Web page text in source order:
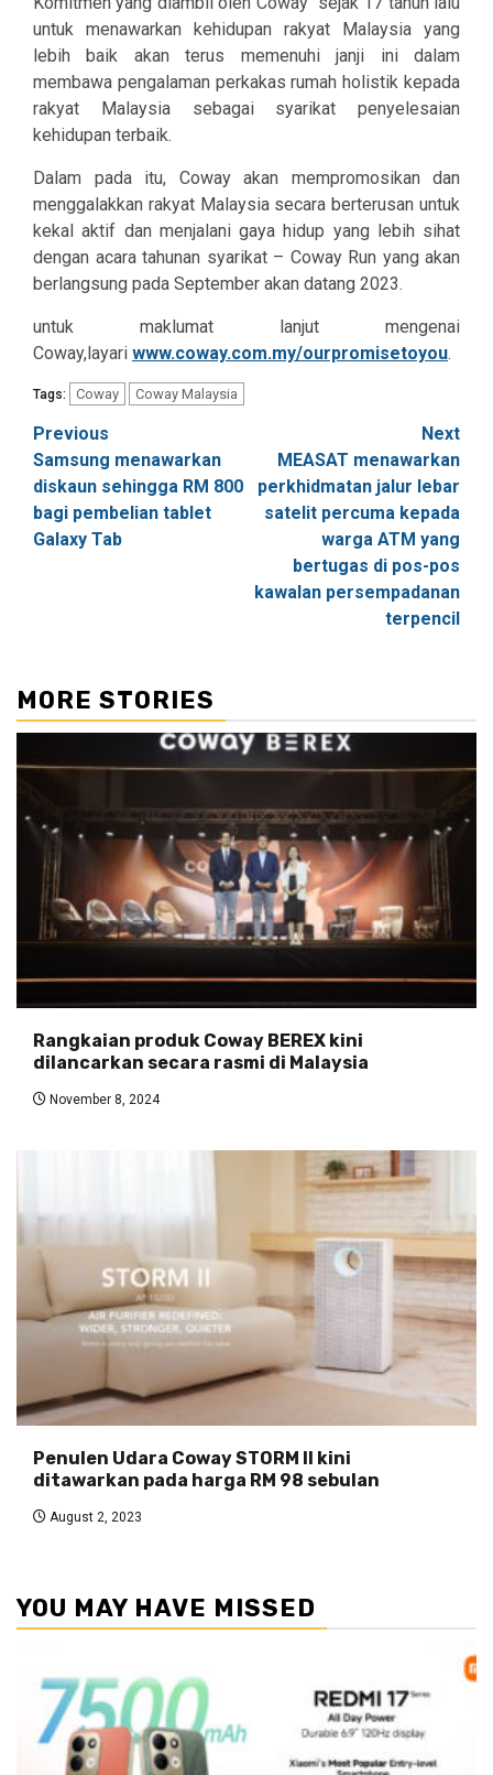
untuk menawarkan kehidupan rakyat Malaysia yang
lebih baik akan terus memenuhi janji ini dalam
membawa pengalaman perkakas rumah holistik kepada
rakyat Malaysia sebagai syarikat penyelesaian
kehidupan terbaik.
Dalam pada itu, Coway akan mempromosikan dan
menggalakkan rakyat Malaysia secara berterusan untuk
kekal aktif dan menjalani gaya hidup yang lebih sihat
dengan acara tahunan syarikat – Coway Run yang akan
berlangsung pada September akan datang 2023.
untuk maklumat lanjut mengenai
Coway,layari www.coway.com.my/ourpromisetoyou.
Tags: Coway Coway Malaysia
Post
navigation
Previous
Samsung menawarkan
diskaun sehingga RM 800
bagi pembelian tablet
Galaxy Tab
Next
MEASAT menawarkan
perkhidmatan jalur lebar
satelit percuma kepada
warga ATM yang
bertugas di pos-pos
kawalan persempadanan
terpencil
MORE STORIES
Rangkaian produk Coway BEREX kini
dilancarkan secara rasmi di Malaysia
November 8, 2024
Penulen Udara Coway STORM II kini
ditawarkan pada harga RM 98 sebulan
August 2, 2023
YOU MAY HAVE MISSED